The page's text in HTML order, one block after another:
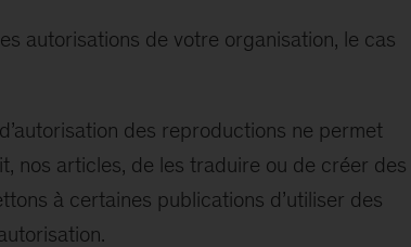
autorisations de votre organisation, le cas
des reproductions ne permet
nos articles, de les traduire ou de créer des
à certaines publications d’utiliser des